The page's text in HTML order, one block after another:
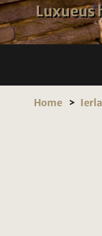
Luxueus
Home